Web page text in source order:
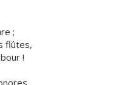
;
flûtes,
!